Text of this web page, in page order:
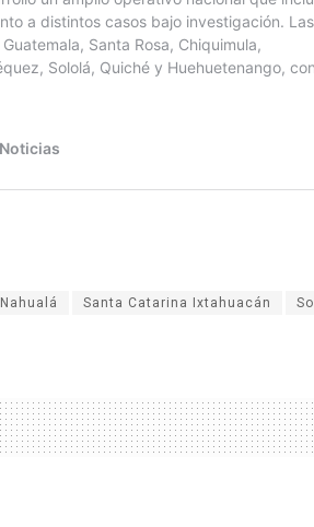
Nahualá Santa Catarina Ixtahuacán